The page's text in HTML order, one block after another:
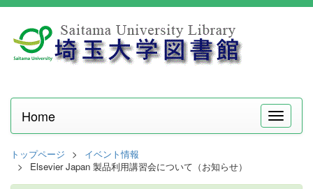
メ
ニ
Home
トップページ
イベント情報
Elsevier Japan 製品利用講習会について（お知らせ）